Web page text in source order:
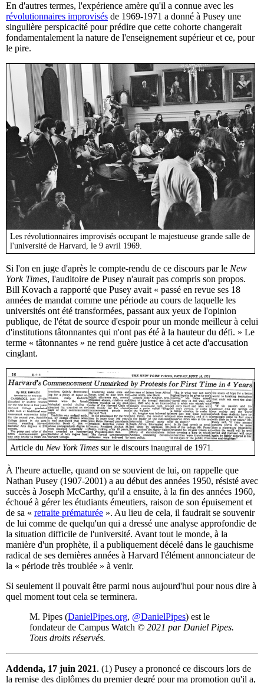
En d'autres termes, l'expérience amère qu'il a connue avec les
révolutionnaires improvisés de 1969-1971 a donné à Pusey une
singulière perspicacité pour prédire que cette cohorte changerait
fondamentalement la nature de l'enseignement supérieur et ce, pour
le pire.
Les révolutionnaires improvisés occupant le majestueuse grande salle de
l'université de Harvard, le 9 avril 1969.
Si l'on en juge d'après le compte-rendu de ce discours par le New
York Times, l'auditoire de Pusey n'aurait pas compris son propos.
Bill Kovach a rapporté que Pusey avait « passé en revue ses 18
années de mandat comme une période au cours de laquelle les
universités ont été transformées, passant aux yeux de l'opinion
publique, de l'état de source d'espoir pour un monde meilleur à celui
d'institutions tâtonnantes qui n'ont pas été à la hauteur du défi. » Le
terme « tâtonnantes » ne rend guère justice à cet acte d'accusation
cinglant.
Article du New York Times sur le discours inaugural de 1971.
À l'heure actuelle, quand on se souvient de lui, on rappelle que
Nathan Pusey (1907-2001) a au début des années 1950, résisté avec
succès à Joseph McCarthy, qu'il a ensuite, à la fin des années 1960,
échoué à gérer les étudiants émeutiers, raison de son épuisement et
de sa « retraite prématurée ». Au lieu de cela, il faudrait se souvenir
de lui comme de quelqu'un qui a dressé une analyse approfondie de
la situation difficile de l'université. Avant tout le monde, à la
manière d'un prophète, il a publiquement décelé dans le gauchisme
radical de ses dernières années à Harvard l'élément annonciateur de
la « période très troublée » à venir.
Si seulement il pouvait être parmi nous aujourd'hui pour nous dire à
quel moment tout cela se terminera.
M. Pipes (DanielPipes.org, @DanielPipes) est le
fondateur de Campus Watch © 2021 par Daniel Pipes.
Tous droits réservés.
Addenda, 17 juin 2021. (1) Pusey a prononcé ce discours lors de
la remise des diplômes du premier degré pour ma promotion qu'il a,